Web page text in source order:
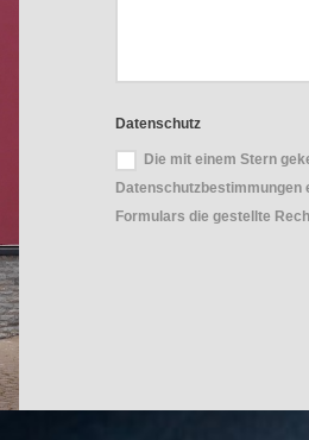
Datenschutz
Die mit einem Stern
Datenschutzbestimmungen
Formulars die gestellte